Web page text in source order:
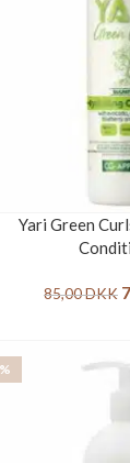
Yari Green
85,00DKK